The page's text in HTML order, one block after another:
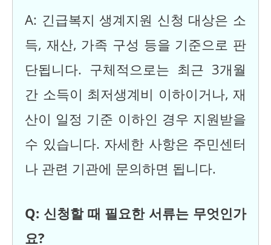
A: 긴급복지 생계지원 신청 대상은 소
득, 재산, 가족 구성 등을 기준으로 판
단됩니다. 구체적으로는 최근 3개월
간 소득이 최저생계비 이하이거나, 재
산이 일정 기준 이하인 경우 지원받을
수 있습니다. 자세한 사항은 주민센터
나 관련 기관에 문의하면 됩니다.
Q: 신청할 때 필요한 서류는 무엇인가
요?